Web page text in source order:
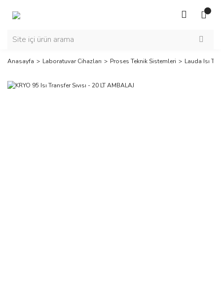
Anasayfa Laboratuvar Cihazları Proses Teknik Sistemleri Lauda Isı